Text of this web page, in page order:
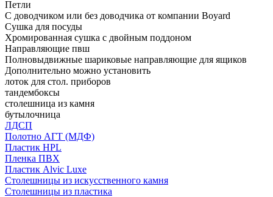
Петли
С доводчиком или без доводчика от компании Boyard
Сушка для посуды
Хромированная сушка с двойным поддоном
Направляющие пвш
Полновыдвижные шариковые направляющие для ящиков
Дополнительно можно установить
лоток для стол. приборов
тандембоксы
столешница из камня
бутылочница
ЛДСП
Полотно АГТ (МДФ)
Пластик HPL
Пленка ПВХ
Пластик Alvic Luxe
Столешницы из искусственного камня
Столешницы из пластика